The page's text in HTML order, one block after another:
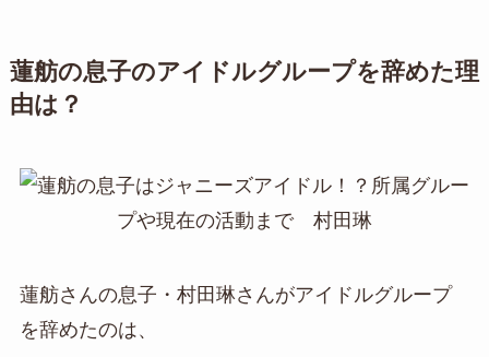
蓮舫の息子のアイドルグループを辞めた理
由は？
蓮舫さんの息子・村田琳さんがアイドルグループ
を辞めたのは、